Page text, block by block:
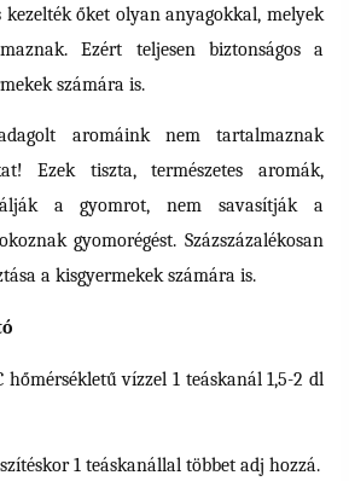
őket olyan anyagokkal, melyek
Ezért teljesen biztonságos a
számára is.
aromáink nem tartalmaznak
Ezek tiszta, természetes aromák,
a gyomrot, nem savasítják a
gyomorégést. Százszázalékosan
a kisgyermekek számára is.
hőmérsékletű vízzel 1 teáskanál 1,5-2 dl
1 teáskanállal többet adj hozzá.